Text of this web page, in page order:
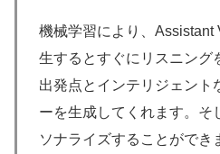
機械学習により、
生するとすぐにリスニング
出発点とインテリジェント
ーを生成してくれます。そ
ソナライズすることができ